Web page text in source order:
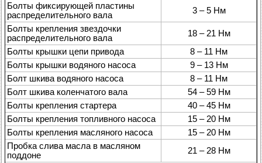
Болты фиксирующей пластины
распределительного вала
3 – 5 Нм
Болты крепления звездочки
распределительного вала
18 – 21 Нм
Болты крышки цепи привода
8 – 11 Нм
Болты крышки водяного насоса
9 – 13 Нм
Болт шкива водяного насоса
8 – 11 Нм
Болт шкива коленчатого вала
54 – 59 Нм
Болты крепления стартера
40 – 45 Нм
Болты крепления топливного насоса
15 – 20 Нм
Болты крепления масляного насоса
15 – 20 Нм
Пробка слива масла в масляном
поддоне
21 – 28 Нм